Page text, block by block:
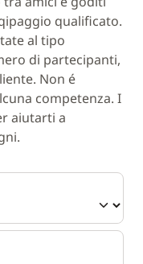
qualificato.
al tipo
di partecipanti,
Non é
competenza. I
aiutarti a